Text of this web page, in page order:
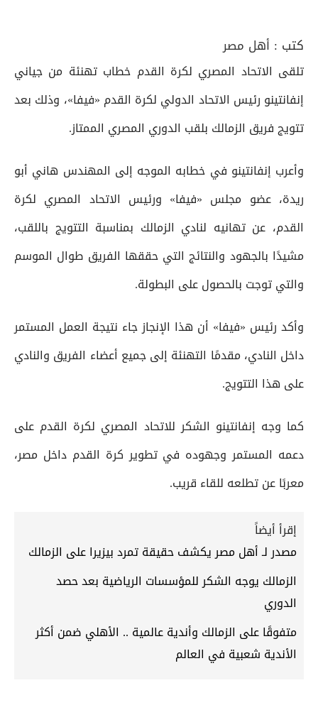
كتب : أهل مصر
تلقى الاتحاد المصري لكرة القدم خطاب تهنئة من جياني
إنفانتينو رئيس الاتحاد الدولي لكرة القدم «فيفا»، وذلك بعد
تتويج فريق الزمالك بلقب الدوري المصري الممتاز.
وأعرب إنفانتينو في خطابه الموجه إلى المهندس هاني أبو
ريدة، عضو مجلس «فيفا» ورئيس الاتحاد المصري لكرة
القدم، عن تهانيه لنادي الزمالك بمناسبة التتويج باللقب،
مشيدًا بالجهود والنتائج التي حققها الفريق طوال الموسم
والتي توجت بالحصول على البطولة.
وأكد رئيس «فيفا» أن هذا الإنجاز جاء نتيجة العمل المستمر
داخل النادي، مقدمًا التهنئة إلى جميع أعضاء الفريق والنادي
على هذا التتويج.
كما وجه إنفانتينو الشكر للاتحاد المصري لكرة القدم على
دعمه المستمر وجهوده في تطوير كرة القدم داخل مصر،
معربًا عن تطلعه للقاء قريب.
إقرأ أيضاً
مصدر لـ أهل مصر يكشف حقيقة تمرد بيزيرا على الزمالك
الزمالك يوجه الشكر للمؤسسات الرياضية بعد حصد
الدوري
متفوقًا على الزمالك وأندية عالمية .. الأهلي ضمن أكثر
الأندية شعبية في العالم